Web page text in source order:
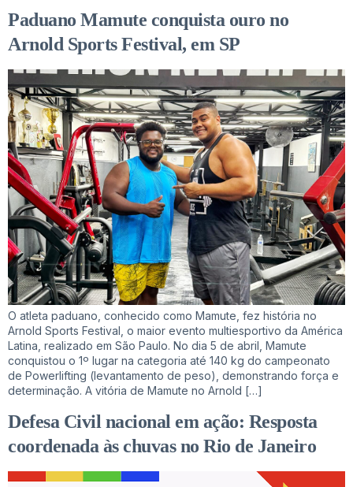
Paduano Mamute conquista ouro no
Arnold Sports Festival, em SP
O atleta paduano, conhecido como Mamute, fez história no
Arnold Sports Festival, o maior evento multiesportivo da América
Latina, realizado em São Paulo. No dia 5 de abril, Mamute
conquistou o 1º lugar na categoria até 140 kg do campeonato
de Powerlifting (levantamento de peso), demonstrando força e
determinação. A vitória de Mamute no Arnold […]
Defesa Civil nacional em ação: Resposta
coordenada às chuvas no Rio de Janeiro